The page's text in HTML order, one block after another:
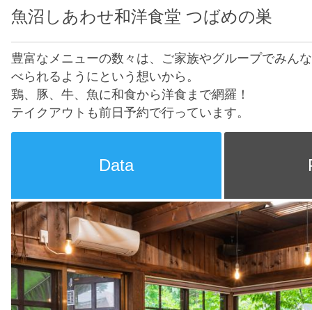
魚沼しあわせ和洋食堂 つばめの巣
豊富なメニューの数々は、ご家族やグループでみん
べられるようにという想いから。
鶏、豚、牛、魚に和食から洋食まで網羅！
テイクアウトも前日予約で行っています。
Data